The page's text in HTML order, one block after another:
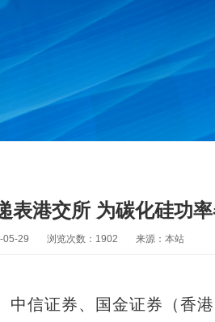
表港交所 为碳化硅功
05-29 浏览次数： 1902 来源：本站
信证券、国金证券（香